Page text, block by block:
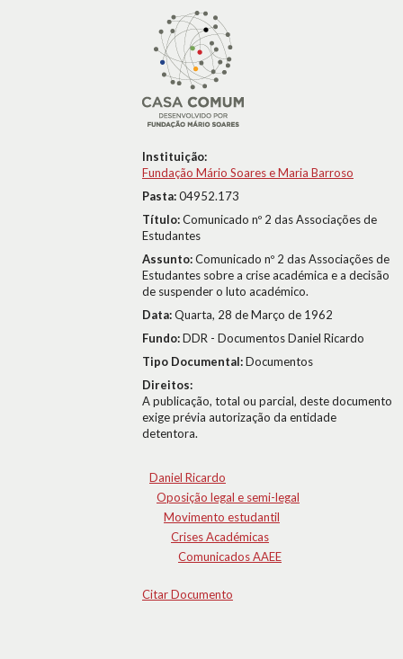
Instituição:
Fundação Mário Soares e Maria Barroso
Pasta:04952.173
Título:Comunicado nº 2 das Associações de
Estudantes
Assunto:Comunicado nº 2 das Associações de
Estudantes sobre a crise académica e a decisão
de suspender o luto académico.
Data:Quarta, 28 de Março de 1962
Fundo:DDR - Documentos Daniel Ricardo
Tipo Documental:Documentos
Direitos:
A publicação, total ou parcial, deste documento
exige prévia autorização da entidade
detentora.
Daniel Ricardo
Oposição legal e semi-legal
Movimento estudantil
Crises Académicas
Comunicados AAEE
Citar Documento